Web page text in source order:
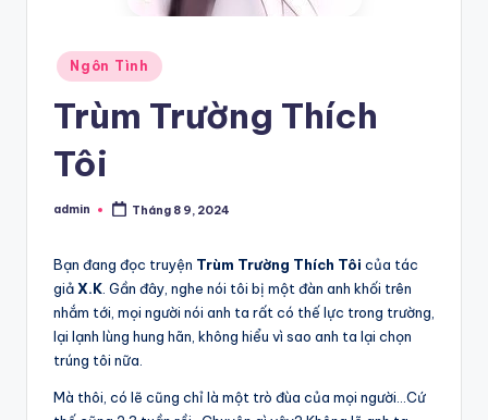
Posted
in
Ngôn Tình
Trùm Trường Thích
Tôi
Posted
admin Tháng 8 9, 2024
Bạn đang đọc truyện Trùm Trường Thích Tôi của tác
giảX.K. Gần đây, nghe nói tôi bị một đàn anh khối trên
nhắm tới, mọi người nói anh ta rất có thế lực trong trường,
lại lạnh lùng hung hãn, không hiểu vì sao anh ta lại chọn
trúng tôi nữa.
Mà thôi, có lẽ cũng chỉ là một trò đùa của mọi người…Cứ